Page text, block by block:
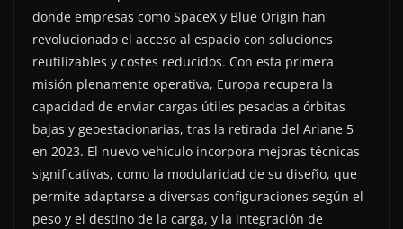
donde empresas como SpaceX y Blue Origin han
revolucionado el acceso al espacio con soluciones
reutilizables y costes reducidos. Con esta primera
misión plenamente operativa, Europa recupera la
capacidad de enviar cargas útiles pesadas a órbitas
bajas y geoestacionarias, tras la retirada del Ariane 5
en 2023. El nuevo vehículo incorpora mejoras técnicas
significativas, como la modularidad de su diseño, que
permite adaptarse a diversas configuraciones según el
peso y el destino de la carga, y la integración de